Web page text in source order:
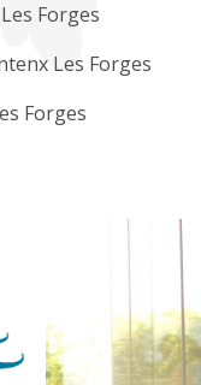
Forges
Les Forges
Forges